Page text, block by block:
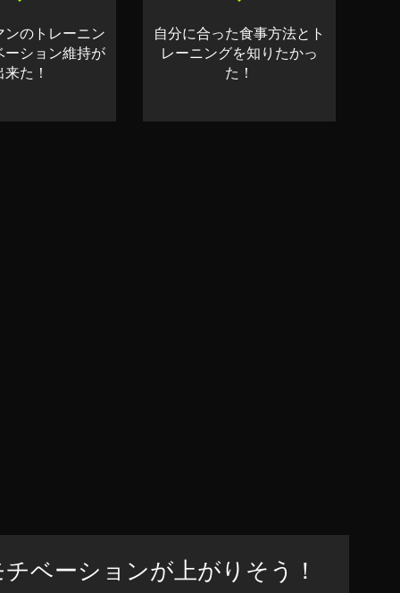
ンのトレーニン
ーション維持が
来た！
自分に合った食事方法とト
レーニングを知りたかっ
た！
ベーションが上がりそう！